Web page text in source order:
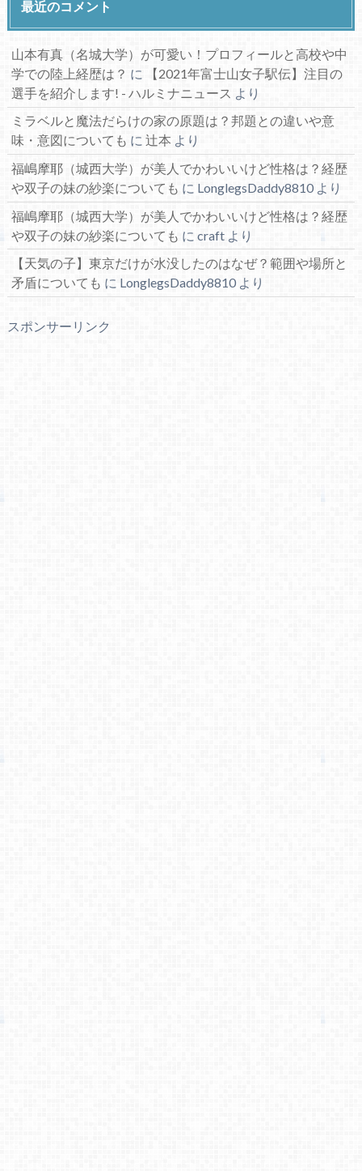
最近のコメント
山本有真（名城大学）が可愛い！プロフィールと高校や中
学での陸上経歴は？ に
【2021年富士山女子駅伝】注目の
選手を紹介します! - ハルミナニュース より
ミラベルと魔法だらけの家の原題は？邦題との違いや意
味・意図についても に 辻本 より
福嶋摩耶（城西大学）が美人でかわいいけど性格は？経歴
や双子の妹の紗楽についても に LonglegsDaddy8810より
福嶋摩耶（城西大学）が美人でかわいいけど性格は？経歴
や双子の妹の紗楽についても に craftより
【天気の子】東京だけが水没したのはなぜ？範囲や場所と
矛盾についても に LonglegsDaddy8810より
スポンサーリンク